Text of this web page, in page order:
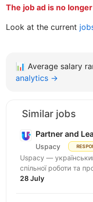
The job ad is no
Look at the current
📊 Average salary
analytics →
Similar jobs
Partner and
Uspacy
Uspacy — український b2b SaaS-продукт
спільної роботи та
Україні, але
28 July